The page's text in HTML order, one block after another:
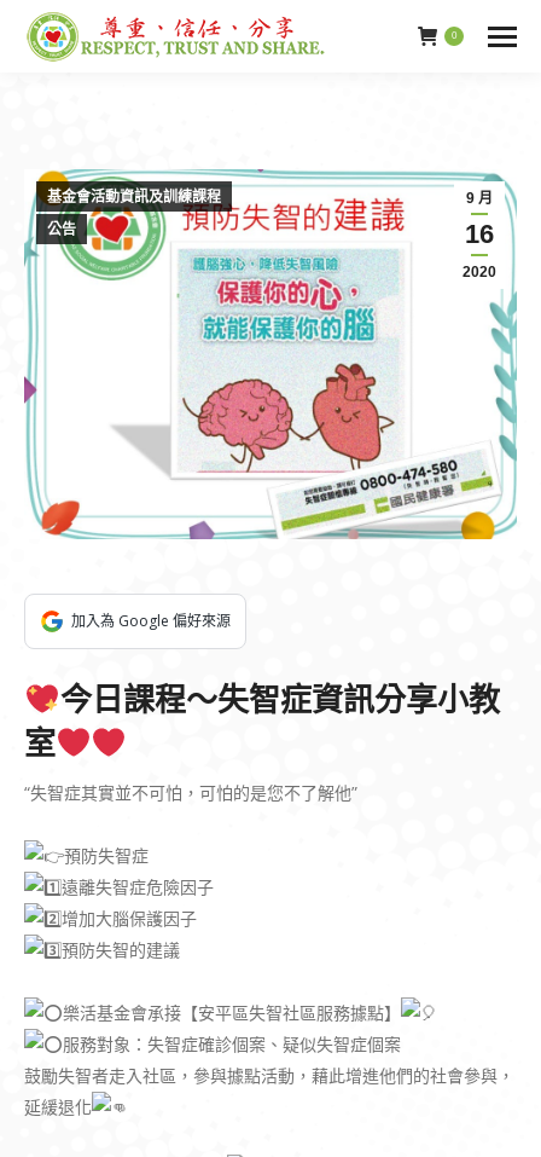
0
9 月
16
2020
基金會活動資訊及訓練課程
公告
加入為 Google 偏好來源
今日課程～失智症資訊分享小教
室
“失智症其實並不可怕，可怕的是您不了解他”
預防失智症
遠離失智症危險因子
增加大腦保護因子
預防失智的建議
樂活基金會承接【安平區失智社區服務據點】
服務對象：失智症確診個案、疑似失智症個案
鼓勵失智者走入社區，參與據點活動，藉此增進他們的社會參與，
延緩退化